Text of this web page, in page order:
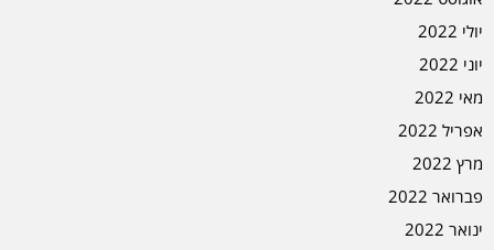
יולי 2022
יוני 2022
מאי 2022
אפריל 2022
מרץ 2022
פברואר 2022
ינואר 2022